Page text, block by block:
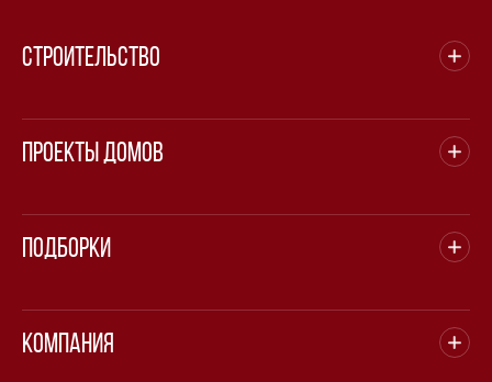
Строительство
Проекты домов
Подборки
Компания